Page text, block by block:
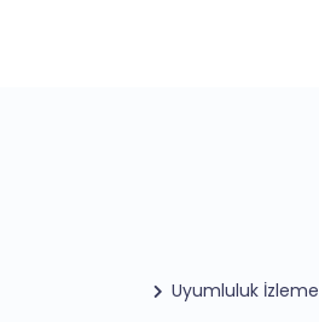
Uyumluluk İzleme